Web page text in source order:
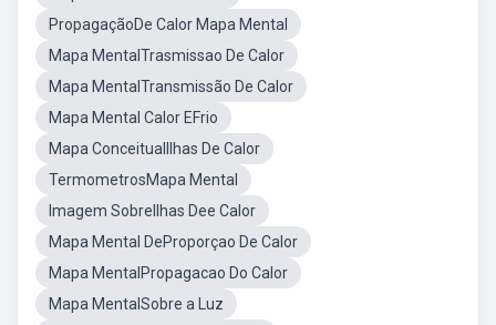
PropagaçãoDe Calor Mapa Mental
Mapa MentalTrasmissao De Calor
Mapa MentalTransmissão De Calor
Mapa Mental Calor EFrio
Mapa ConceitualIlhas De Calor
TermometrosMapa Mental
Imagem SobreIlhas Dee Calor
Mapa Mental DeProporçao De Calor
Mapa MentalPropagacao Do Calor
Mapa MentalSobre a Luz